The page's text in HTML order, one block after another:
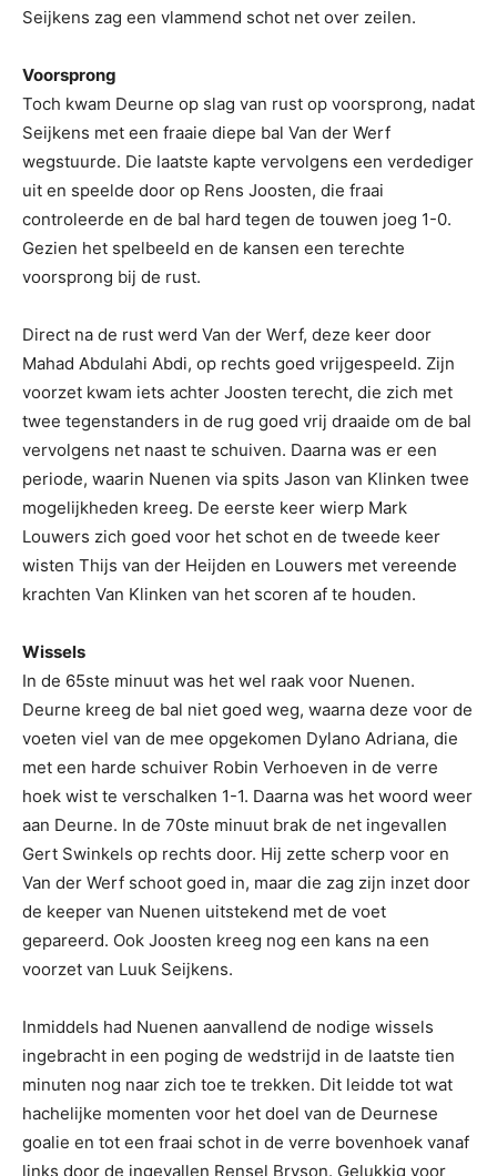
Seijkens zag een vlammend schot net over zeilen.
Voorsprong
Toch kwam Deurne op slag van rust op voorsprong, nadat
Seijkens met een fraaie diepe bal Van der Werf
wegstuurde. Die laatste kapte vervolgens een verdediger
uit en speelde door op Rens Joosten, die fraai
controleerde en de bal hard tegen de touwen joeg 1-0.
Gezien het spelbeeld en de kansen een terechte
voorsprong bij de rust.
Direct na de rust werd Van der Werf, deze keer door
Mahad Abdulahi Abdi, op rechts goed vrijgespeeld. Zijn
voorzet kwam iets achter Joosten terecht, die zich met
twee tegenstanders in de rug goed vrij draaide om de bal
vervolgens net naast te schuiven. Daarna was er een
periode, waarin Nuenen via spits Jason van Klinken twee
mogelijkheden kreeg. De eerste keer wierp Mark
Louwers zich goed voor het schot en de tweede keer
wisten Thijs van der Heijden en Louwers met vereende
krachten Van Klinken van het scoren af te houden.
Wissels
In de 65ste minuut was het wel raak voor Nuenen.
Deurne kreeg de bal niet goed weg, waarna deze voor de
voeten viel van de mee opgekomen Dylano Adriana, die
met een harde schuiver Robin Verhoeven in de verre
hoek wist te verschalken 1-1. Daarna was het woord weer
aan Deurne. In de 70ste minuut brak de net ingevallen
Gert Swinkels op rechts door. Hij zette scherp voor en
Van der Werf schoot goed in, maar die zag zijn inzet door
de keeper van Nuenen uitstekend met de voet
gepareerd. Ook Joosten kreeg nog een kans na een
voorzet van Luuk Seijkens.
Inmiddels had Nuenen aanvallend de nodige wissels
ingebracht in een poging de wedstrijd in de laatste tien
minuten nog naar zich toe te trekken. Dit leidde tot wat
hachelijke momenten voor het doel van de Deurnese
goalie en tot een fraai schot in de verre bovenhoek vanaf
links door de ingevallen Rensel Bryson. Gelukkig voor